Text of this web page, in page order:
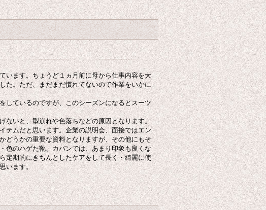
います。ちょうど１ヵ月前に母から仕事内容を大
た。ただ、まだまだ慣れてないので作業をいかに
しているのですが、このシーズンになるとスーツ
ないと、型崩れや色落ちなどの原因となります。
テムだと思います。企業の説明会、面接ではエン
どうかの重要な資料となりますが、その他にもそ
色のハゲた靴、カバンでは、あまり印象も良くな
定期的にきちんとしたケアをして長く・綺麗に使
います。